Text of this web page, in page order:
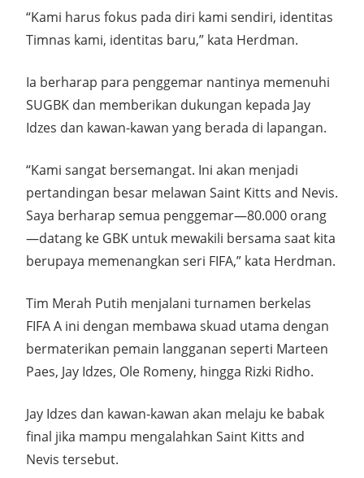
“Kami harus fokus pada diri kami sendiri, identitas
Timnas kami, identitas baru,” kata Herdman.
Ia berharap para penggemar nantinya memenuhi
SUGBK dan memberikan dukungan kepada Jay
Idzes dan kawan-kawan yang berada di lapangan.
“Kami sangat bersemangat. Ini akan menjadi
pertandingan besar melawan Saint Kitts and Nevis.
Saya berharap semua penggemar—80.000 orang
—datang ke GBK untuk mewakili bersama saat kita
berupaya memenangkan seri FIFA,” kata Herdman.
Tim Merah Putih menjalani turnamen berkelas
FIFA A ini dengan membawa skuad utama dengan
bermaterikan pemain langganan seperti Marteen
Paes, Jay Idzes, Ole Romeny, hingga Rizki Ridho.
Jay Idzes dan kawan-kawan akan melaju ke babak
final jika mampu mengalahkan Saint Kitts and
Nevis tersebut.